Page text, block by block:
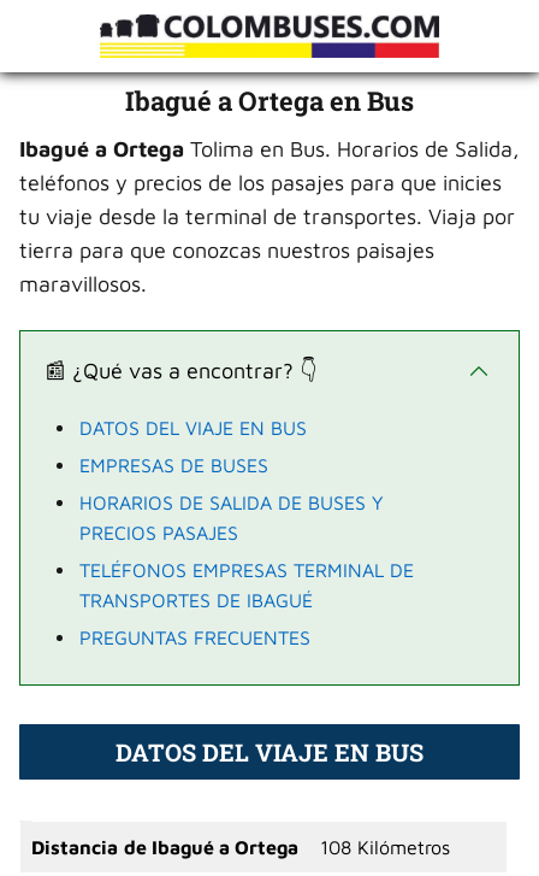
Ibagué a Ortega en Bus
Ibagué a Ortega Tolima en Bus. Horarios de Salida,
teléfonos y precios de los pasajes para que inicies
tu viaje desde la terminal de transportes. Viaja por
tierra para que conozcas nuestros paisajes
maravillosos.
📰 ¿Qué vas a encontrar? 👇
DATOS DEL VIAJE EN BUS
EMPRESAS DE BUSES
HORARIOS DE SALIDA DE BUSES Y
PRECIOS PASAJES
TELÉFONOS EMPRESAS TERMINAL DE
TRANSPORTES DE IBAGUÉ
PREGUNTAS FRECUENTES
DATOS DEL VIAJE EN BUS
Distancia de Ibagué a Ortega 108 Kilómetros